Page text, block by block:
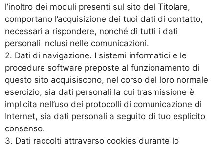
l’inoltro dei moduli presenti sul sito del Titolare,
comportano l’acquisizione dei tuoi dati di contatto,
necessari a rispondere, nonché di tutti i dati
personali inclusi nelle comunicazioni.
2. Dati di navigazione. I sistemi informatici e le
procedure software preposte al funzionamento di
questo sito acquisiscono, nel corso del loro normale
esercizio, sia dati personali la cui trasmissione è
implicita nell’uso dei protocolli di comunicazione di
Internet, sia dati personali a seguito di tuo esplicito
consenso.
3. Dati raccolti attraverso cookies durante lo